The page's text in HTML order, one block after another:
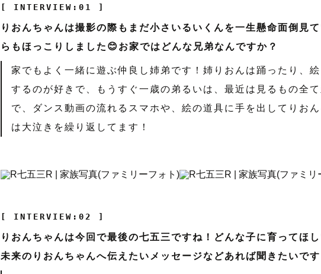
[ INTERVIEW:01 ]
りおんちゃんは撮影の際もまだ小さいるいくんを一生懸命面倒見
らもほっこりしました😊お家ではどんな兄弟なんですか？
家でもよく一緒に遊ぶ仲良し姉弟です！姉りおんは踊ったり、絵
するのが好きで、もうすぐ一歳の弟るいは、最近は見るもの全
で、ダンス動画の流れるスマホや、絵の道具に手を出してりお
は大泣きを繰り返してます！
[ INTERVIEW:02 ]
りおんちゃんは今回で最後の七五三ですね！どんな子に育ってほ
未来のりおんちゃんへ伝えたいメッセージなどあれば聞きたいです